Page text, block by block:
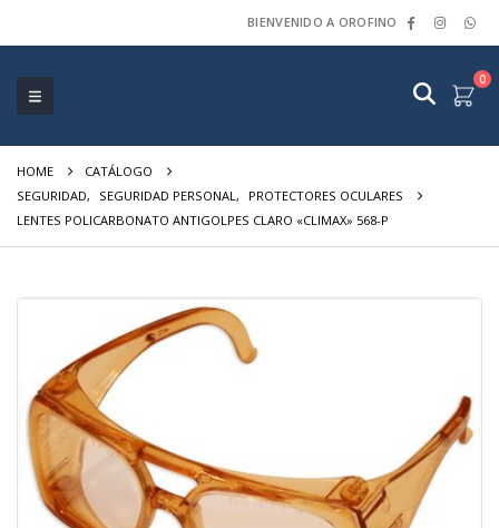
BIENVENIDO A OROFINO
0
HOME
CATÁLOGO
SEGURIDAD, SEGURIDAD PERSONAL,
PROTECTORES OCULARES
LENTES POLICARBONATO ANTIGOLPES CLARO «CLIMAX» 568-P